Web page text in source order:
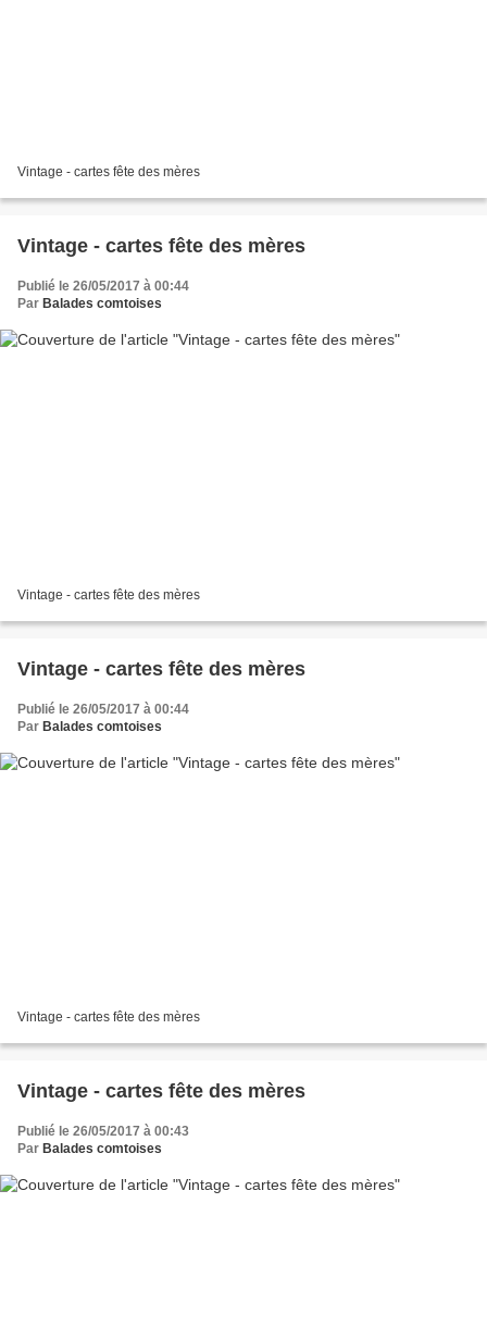
Vintage - cartes fête des mères
Vintage - cartes fête des mères
Publié le 26/05/2017 à 00:44
Par Balades comtoises
Vintage - cartes fête des mères
Vintage - cartes fête des mères
Publié le 26/05/2017 à 00:44
Par Balades comtoises
Vintage - cartes fête des mères
Vintage - cartes fête des mères
Publié le 26/05/2017 à 00:43
Par Balades comtoises